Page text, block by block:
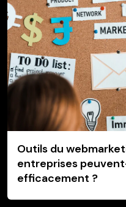
Outils du
entreprises
efficacement ?